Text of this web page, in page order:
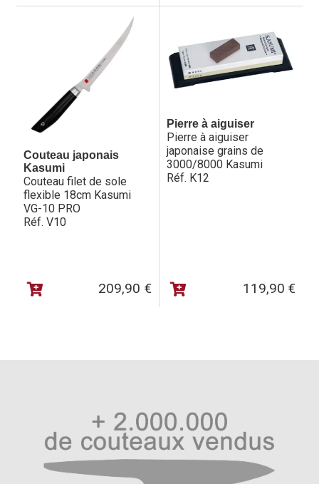
Les couteaux japonais de la gamme Kasumi VG10Pro
sont d’une légèreté saisissante dont la qualité des
matériaux utilisés démontre les acquis techniques et
d’artisanats de Kasumi et ses artisans.
Couteau japonais
Kasumi
Couteau filet de sole
flexible 18cm Kasumi
VG-10 PRO
Réf. V10
209,90 €
Pierre à aiguiser
Pierre à aiguiser
japonaise grains de
3000/8000 Kasumi
Réf. K12
119,90 €